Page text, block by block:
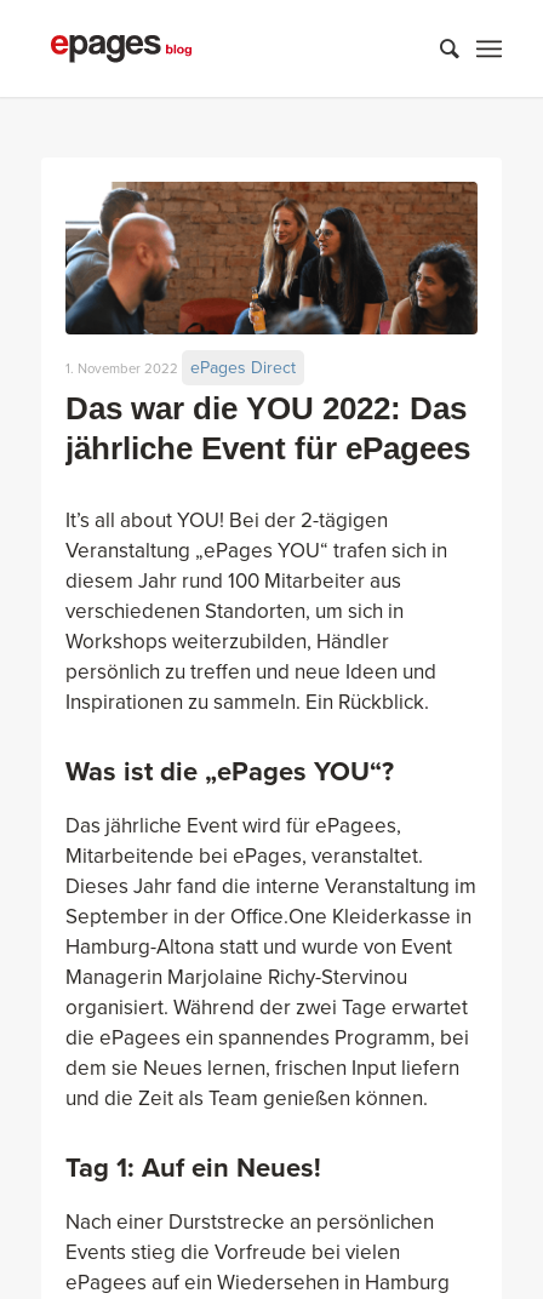
Das war die YOU 2022: Das
jährliche Event für ePagees
1. November 2022 ePages Direct
It’s all about YOU! Bei der 2-tägigen
Veranstaltung „ePages YOU“ trafen sich in
diesem Jahr rund 100 Mitarbeiter aus
verschiedenen Standorten, um sich in
Workshops weiterzubilden, Händler
persönlich zu treffen und neue Ideen und
Inspirationen zu sammeln. Ein Rückblick.
Was ist die „ePages YOU“?
Das jährliche Event wird für ePagees,
Mitarbeitende bei ePages, veranstaltet.
Dieses Jahr fand die interne Veranstaltung im
September in der Office.One Kleiderkasse in
Hamburg-Altona statt und wurde von Event
Managerin Marjolaine Richy-Stervinou
organisiert. Während der zwei Tage erwartet
die ePagees ein spannendes Programm, bei
dem sie Neues lernen, frischen Input liefern
und die Zeit als Team genießen können.
Tag 1: Auf ein Neues!
Nach einer Durststrecke an persönlichen
Events stieg die Vorfreude bei vielen
ePagees auf ein Wiedersehen in Hamburg